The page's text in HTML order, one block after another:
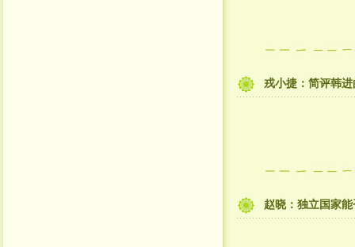
戎小捷：简评韩
赵晓：独立国家